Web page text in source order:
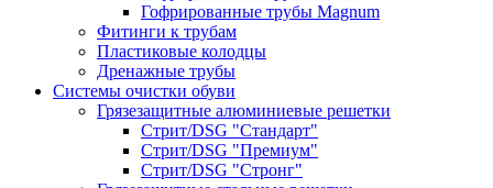
Гофрированные трубы Magnum
Фитинги к трубам
Пластиковые колодцы
Дренажные трубы
Системы очистки обуви
Грязезащитные алюминиевые решетки
Стрит/DSG "Стандарт"
Стрит/DSG "Премиум"
Стрит/DSG "Стронг"